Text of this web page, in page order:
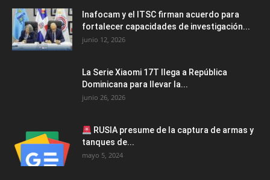
Inafocam y el ITSC firman acuerdo para
fortalecer capacidades de investigación...
junio 12, 2026
La Serie Xiaomi 17T llega a República
Dominicana para llevar la...
junio 26, 2026
RUSIA presume de la captura de armas y
tanques de...
mayo 5, 2024